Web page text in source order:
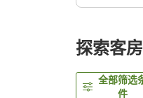
探索客
全部筛选
件